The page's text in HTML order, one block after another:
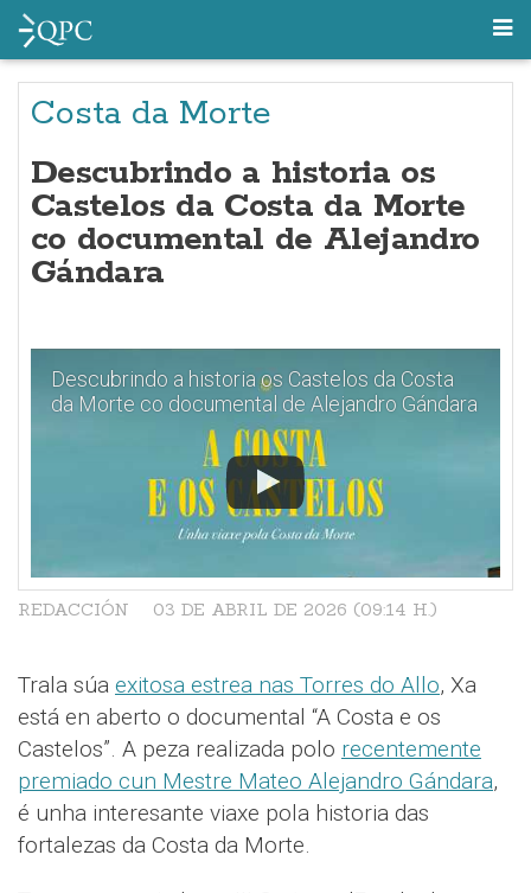
Costa da Morte
Descubrindo a historia os
Castelos da Costa da Morte
co documental de Alejandro
Gándara
Descubrindo a historia os Castelos da Costa
da Morte co documental de Alejandro Gándara
03 DE ABRIL DE 2026 (09:14 H.)
REDACCIÓN
Trala súa exitosa estrea nas Torres do Allo, Xa
está en aberto o documental “A Costa e os
Castelos”. A peza realizada polo recentemente
premiado cun Mestre Mateo Alejandro Gándara,
é unha interesante viaxe pola historia das
fortalezas da Costa da Morte.